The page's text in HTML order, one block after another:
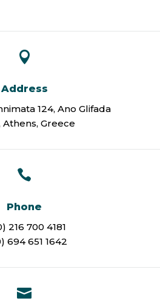

Address
124, Ano Glifada
Athens, Greece

Phone
216 700 4181
694 651 1642
